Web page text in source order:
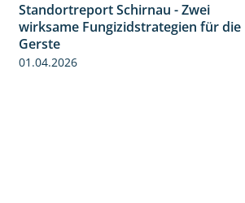
Standortreport Schirnau - Zwei
wirksame Fungizidstrategien für die
Gerste
01.04.2026